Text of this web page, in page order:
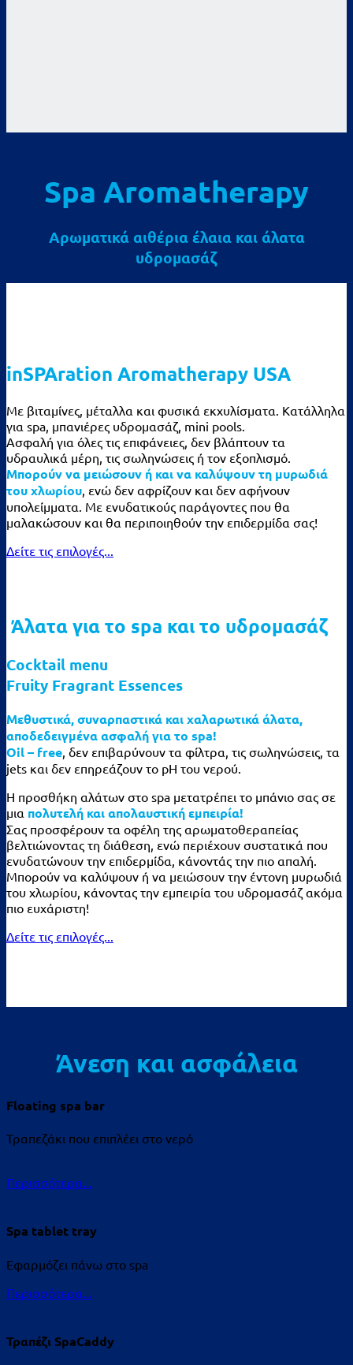
Spa Aromatherapy
Αρωματικά αιθέρια έλαια και άλατα
υδρομασάζ
inSPAration Aromatherapy USA
Με βιταμίνες, μέταλλα και φυσικά εκχυλίσματα. Κατάλληλα
για spa, μπανιέρες υδρομασάζ, mini pools.
Ασφαλή για όλες τις επιφάνειες, δεν βλάπτουν τα
υδραυλικά μέρη, τις σωληνώσεις ή τον εξοπλισμό.
Μπορούν να μειώσουν ή και να καλύψουν τη μυρωδιά
του χλωρίου, ενώ δεν αφρίζουν και δεν αφήνουν
υπολείμματα. Με ενυδατικούς παράγοντες που θα
μαλακώσουν και θα περιποιηθούν την επιδερμίδα σας!
Δείτε τις επιλογές...
Άλατα για το spa και το υδρομασάζ
Cocktail menu
Fruity Fragrant Essences
Μεθυστικά, συναρπαστικά και χαλαρωτικά άλατα,
αποδεδειγμένα ασφαλή για το spa!
Oil – free , δεν επιβαρύνουν τα φίλτρα, τις σωληνώσεις, τα
jets και δεν επηρεάζουν το pH του νερού.
Η προσθήκη αλάτων στο spa μετατρέπει το μπάνιο σας σε
μια πολυτελή και απολαυστική εμπειρία!
Σας προσφέρουν τα οφέλη της αρωματοθεραπείας
βελτιώνοντας τη διάθεση, ενώ περιέχουν συστατικά που
ενυδατώνουν την επιδερμίδα, κάνοντάς την πιο απαλή.
Μπορούν να καλύψουν ή να μειώσουν την έντονη μυρωδιά
του χλωρίου, κάνοντας την εμπειρία του υδρομασάζ ακόμα
πιο ευχάριστη!
Δείτε τις επιλογές...
Άνεση και ασφάλεια
Floating spa bar
Τραπεζάκι που επιπλέει στο νερό
Περισσότερα...
Spa tablet tray
Εφαρμόζει πάνω στο spa
Περισσότερα...
Τραπέζι SpaCaddy